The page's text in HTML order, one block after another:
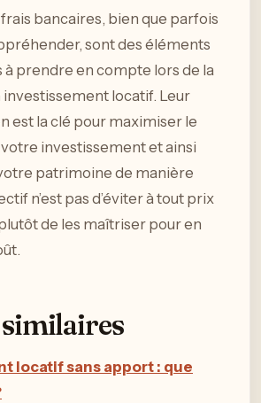
bancaires, bien que parfois
sont des éléments
à prendre en compte lors de la
investissement locatif. Leur
est la clé pour maximiser le
investissement et ainsi
patrimoine de manière
n’est pas d’éviter à tout prix
de les maîtriser pour en
locatif sans apport : que